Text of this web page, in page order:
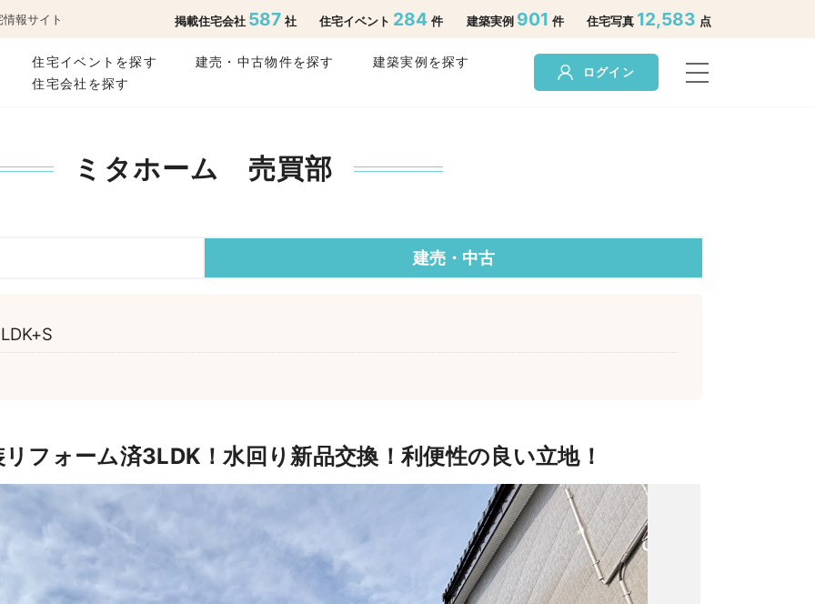
報サイト 掲載住宅会社 587 社 住宅イベント 284件 建築実例 901 件 住宅写真 12,583 点
住宅イベントを探す 建売・中古物件を探す
建築実例を探す
住宅会社を探す
ログイン
ミタホーム 売買部
建売・中古
フォーム済3LDK！水回り新品交換！利便性の良い立地！